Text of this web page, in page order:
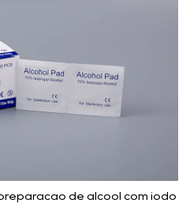
de álcool com iodo